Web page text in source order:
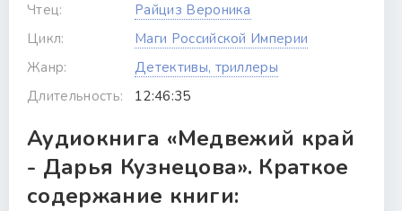
Чтец:
Райциз Вероника
Цикл:
Маги Российской Империи
Жанр:
Детективы, триллеры
Длительность:
12:46:35
Аудиокнига «Медвежий край
- Дарья Кузнецова». Краткое
содержание книги: